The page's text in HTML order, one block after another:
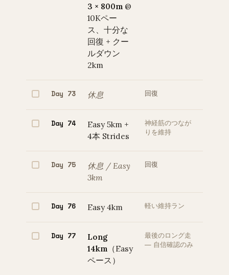
3 × 800m @
10Kペー
ス、十分な
回復 + クー
ルダウン
2km
Day 73 休息 回復
Day 74
Easy 5km +
4本 Strides
神経筋のつなが
りを維持
Day 75
休息 / Easy
3km
回復
Day 76 Easy 4km 軽い維持ラン
Day 77
Long
14km （Easy
ペース）
最後のロング走
— 自信確認のみ